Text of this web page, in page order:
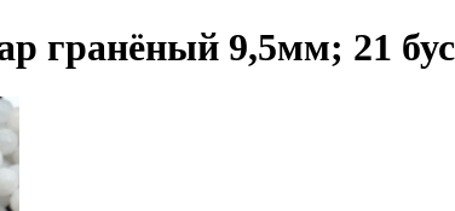
гранёный 9,5мм; 21